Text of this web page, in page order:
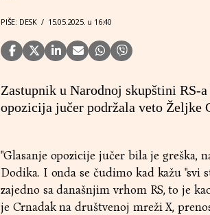
PIŠE: DESK / 15.05.2025. u 16:40
Zastupnik u Narodnoj skupštini RS-
opozicija jučer podržala veto Željke
"Glasanje opozicije jučer bila je greška,
Dodika. I onda se čudimo kad kažu "svi
zajedno sa današnjim vrhom RS, to je
je Crnadak na društvenoj mreži X,